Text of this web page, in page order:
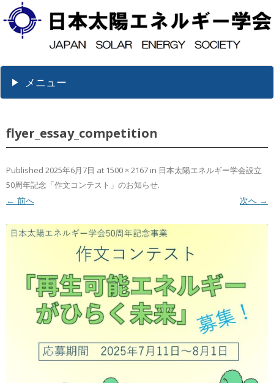
メニュー
flyer_essay_competition
Published 2025年6月7日 at 1500 × 2167 in 日本太陽エネルギー学会設立
50周年記念「作文コンテスト」のお知らせ.
← 前へ 次へ →